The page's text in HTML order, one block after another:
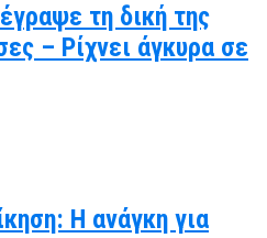
τη δική της
– Ρίχνει άγκυρα σε
Η ανάγκη για